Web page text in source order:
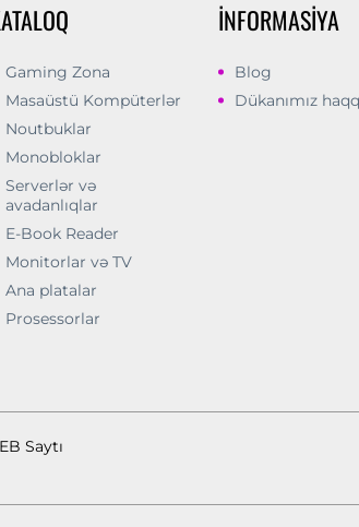
Gaming Zona
Masaüstü Kompüterlər
Noutbuklar
Monobloklar
Serverlər və
avadanlıqlar
E-Book Reader
Monitorlar və TV
Ana platalar
Prosessorlar
İNFORMASIYA
Blog
Dükanımız
Saytı